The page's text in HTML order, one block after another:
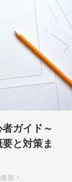
者ガイド～
と対策ま
部